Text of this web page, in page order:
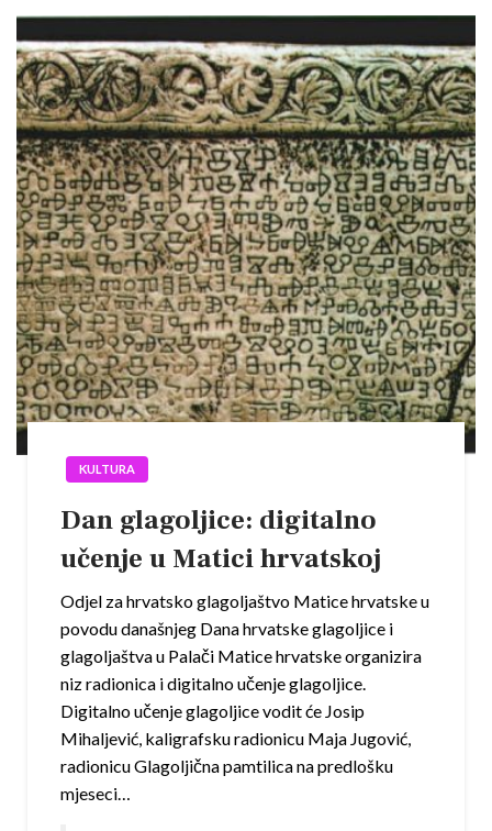
KULTURA
Dan glagoljice: digitalno
učenje u Matici hrvatskoj
Odjel za hrvatsko glagoljaštvo Matice hrvatske u
povodu današnjeg Dana hrvatske glagoljice i
glagoljaštva u Palači Matice hrvatske organizira
niz radionica i digitalno učenje glagoljice.
Digitalno učenje glagoljice vodit će Josip
Mihaljević, kaligrafsku radionicu Maja Jugović,
radionicu Glagoljična pamtilica na predlošku
mjeseci…